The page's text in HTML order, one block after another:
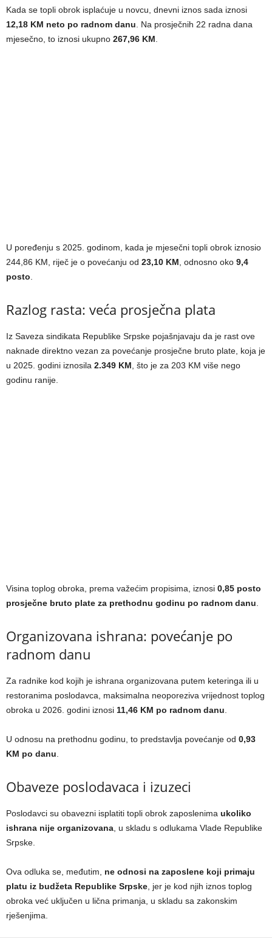
Kada se topli obrok isplaćuje u novcu, dnevni iznos sada iznosi
12,18 KM neto po radnom danu. Na prosječnih 22 radna dana
mjesečno, to iznosi ukupno 267,96 KM.
U poređenju s 2025. godinom, kada je mjesečni topli obrok iznosio
244,86 KM, riječ je o povećanju od 23,10 KM, odnosno oko 9,4
posto.
Razlog rasta: veća prosječna plata
Iz Saveza sindikata Republike Srpske pojašnjavaju da je rast ove
naknade direktno vezan za povećanje prosječne bruto plate, koja je
u 2025. godini iznosila 2.349 KM, što je za 203 KM više nego
godinu ranije.
Visina toplog obroka, prema važećim propisima, iznosi 0,85 posto
prosječne bruto plate za prethodnu godinu po radnom danu.
Organizovana ishrana: povećanje po
radnom danu
Za radnike kod kojih je ishrana organizovana putem keteringa ili u
restoranima poslodavca, maksimalna neoporeziva vrijednost toplog
obroka u 2026. godini iznosi 11,46 KM po radnom danu.
U odnosu na prethodnu godinu, to predstavlja povećanje od 0,93
KM po danu.
Obaveze poslodavaca i izuzeci
Poslodavci su obavezni isplatiti topli obrok zaposlenima ukoliko
ishrana nije organizovana, u skladu s odlukama Vlade Republike
Srpske.
Ova odluka se, međutim, ne odnosi na zaposlene koji primaju
platu iz budžeta Republike Srpske, jer je kod njih iznos toplog
obroka već uključen u lična primanja, u skladu sa zakonskim
rješenjima.